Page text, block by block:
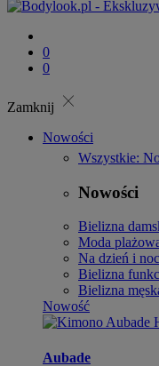
0
0
Zamknij close
Nowości
Wszystkie:
Nowości
Bielizna
Moda
Na dzień i noc
Bielizna
Bielizna
Nowość
Aubade